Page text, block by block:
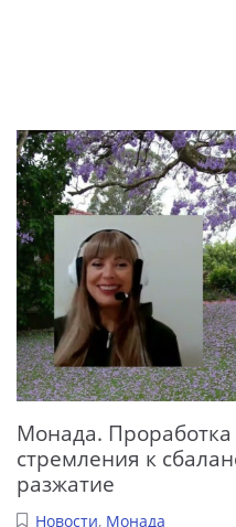
Монада.
стремления к
разжатие
Новости, Монада